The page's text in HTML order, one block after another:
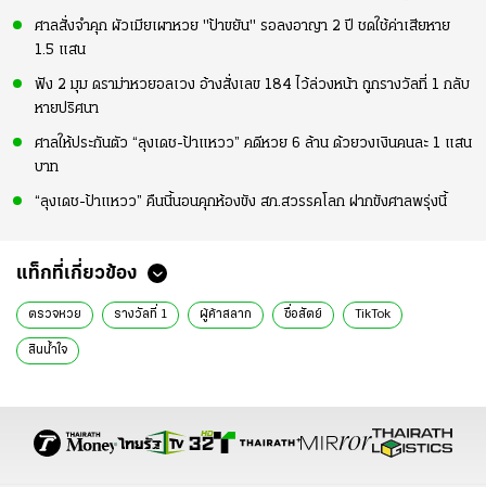
ศาลสั่งจำคุก ผัวเมียเผาหวย "ป้าขยัน" รอลงอาญา 2 ปี ชดใช้ค่าเสียหาย
1.5 แสน
ฟัง 2 มุม ดราม่าหวยอลเวง อ้างสั่งเลข 184 ไว้ล่วงหน้า ถูกรางวัลที่ 1 กลับ
หายปริศนา
ศาลให้ประกันตัว “ลุงเดช-ป้าแหวว” คดีหวย 6 ล้าน ด้วยวงเงินคนละ 1 แสน
บาท
“ลุงเดช-ป้าแหวว” คืนนี้นอนคุกห้องขัง สภ.สวรรคโลก ฝากขังศาลพรุ่งนี้
แท็กที่เกี่ยวข้อง
ตรวจหวย รางวัลที่ 1 ผู้ค้าสลาก ซื่อสัตย์ TikTok
สินน้ำใจ